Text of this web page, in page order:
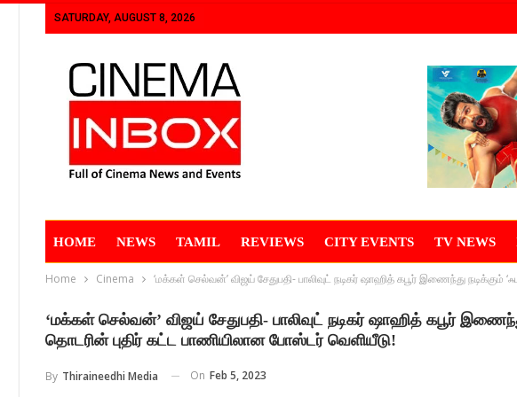
SATURDAY, AUGUST 8, 2026
HOME NEWS TAMIL REVIEWS CITY EVENTS TV NEWS
Home Cinema ‘மக்கள் செல்வன்’ விஜய் சேதுபதி- பாலிவுட் நடிகர் ஷாஹித் கபூர் இணைந்து
‘மக்கள் செல்வன்’ விஜய் சேதுபதி- பாலிவுட் நடிகர் ஷாஹித் கபூர்
தொடரின் புதிர் கட்ட பாணியிலான போஸ்டர் வெளியீடு!
By Thiraineedhi Media On Feb 5, 2023